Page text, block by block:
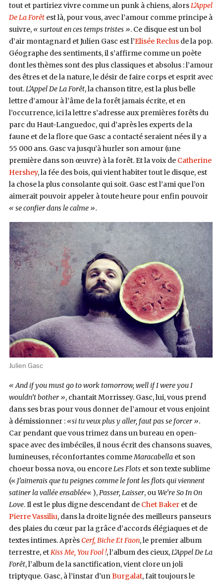
tout et partiriez vivre comme un punk à chiens, alorsL’Appel
De La Forêtest là, pour vous, avec l’amour comme principe à
suivre, « surtout en ces temps tristes ». Ce disque est un bol
d’air montagnard et Julien Gasc est l’Elisée Reclusde la pop.
Géographe des sentiments, il s’affirme comme un poète
dont les thèmes sont des plus classiques et absolus : l’amour
des êtres et de la nature, le désir de faire corps et esprit avec
tout.L’Appel De La Forêt, la chanson titre, est la plus belle
lettre d’amour à l’âme de la forêt jamais écrite, et en
l’occurrence, ici la lettre s’adresse aux premières forêts du
parc du Haut-Languedoc, qui d’après les experts de la
faune et de la flore que Gasc a contacté seraient nées il y a
55 000 ans. Gasc va jusqu’à hurler son amour (une
première dans son œuvre) à la forêt. Et la voix de Catherine
Hershey, la fée des bois, qui vient habiter tout le disque, est
la chose la plus consolante qui soit. Gasc est l’ami que l’on
aimerait pouvoir appeler à toute heure pour enfin pouvoir
« se confier dans le calme ».
Julien Gasc
« And if you must go to work tomorrow, well if I were you I
wouldn’t bother », chantait Morrissey. Gasc, lui, vous prend
dans ses bras pour vous donner de l’amour et vous enjoint
à démissionner : «si tu veux plus y aller, faut pas se forcer ».
Car pendant que vous trimez dans un bureau en open-
space avec des imbéciles, il nous écrit des chansons suaves,
lumineuses, réconfortantes commeMaracabellaet son
choeur bossa nova, ou encoreLes Flots et son texte sublime
(« J’aimerais que tu peignes comme le font les flots qui viennent
satiner la vallée ensablée« ),Passer, Laisser, ouWe’re So In On
Love. Il est le plus digne descendant de Chet Bakeret de
Pierre Vassiliu, dans la droite lignée des meilleurs panseurs
des plaies du cœurpar la grâce d’accords élégiaques et de
textes intimes. AprèsCerf, Biche Et Faon, le premier album
terrestre, etKiss Me, You Fool !, l’album des cieux,L’Appel De La
Forêt, l’album de la sanctification, vient clore un joli
triptyque. Gasc, à l’instar d’unBurgalat, fait toujours le